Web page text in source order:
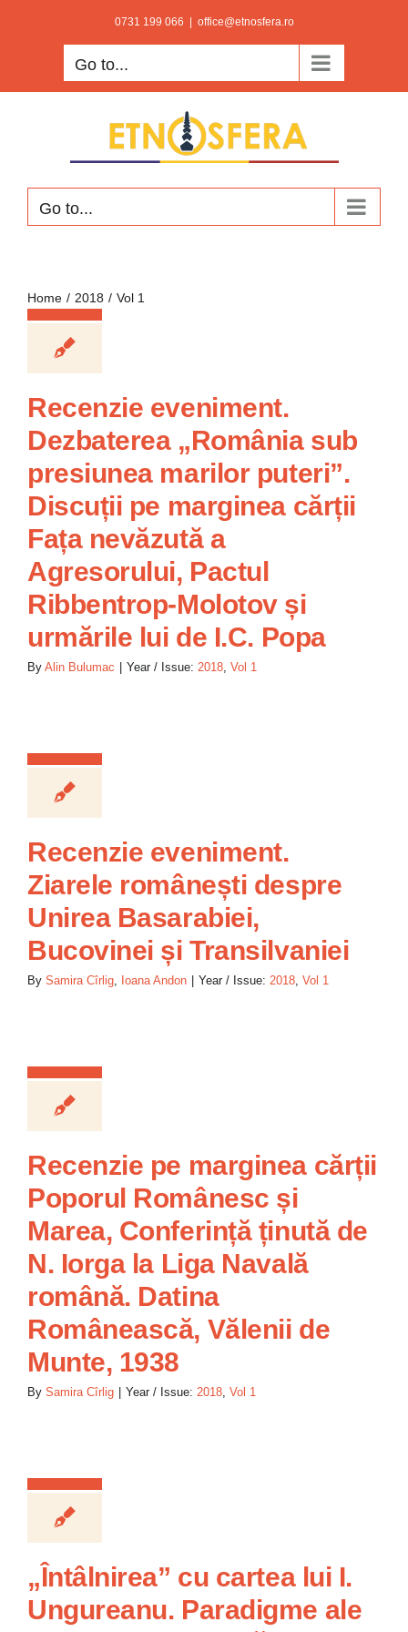
0731 199 066 office@etnosfera.ro
Go to...
Go to...
Home 2018 Vol 1
Recenzie eveniment.
Dezbaterea „România sub
presiunea marilor puteri”.
Discuții pe marginea cărții
Fața nevăzută a
Agresorului, Pactul
Ribbentrop-Molotov și
urmările lui de I.C. Popa
By Alin Bulumac Year / Issue: 2018, Vol 1
Recenzie eveniment.
Ziarele românești despre
Unirea Basarabiei,
Bucovinei și Transilvaniei
By Samira Cîrlig, Ioana Andon Year / Issue: 2018, Vol 1
Recenzie pe marginea cărții
Poporul Românesc și
Marea, Conferință ținută de
N. Iorga la Liga Navală
română. Datina
Românească, Vălenii de
Munte, 1938
By Samira Cîrlig Year / Issue: 2018, Vol 1
„Întâlnirea” cu cartea lui I.
Ungureanu. Paradigme ale